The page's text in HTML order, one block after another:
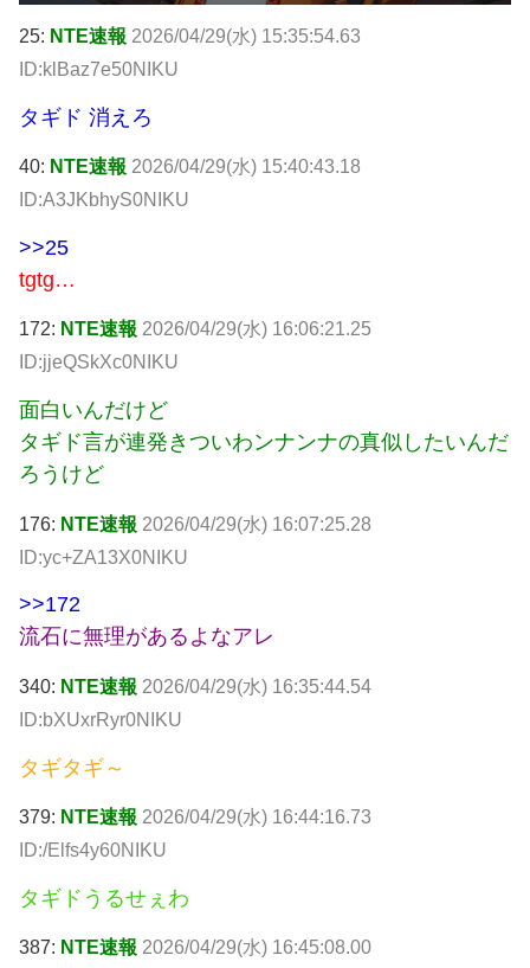
25: NTE速報 2026/04/29(水) 15:35:54.63
ID:klBaz7e50NIKU
タギド 消えろ
40: NTE速報 2026/04/29(水) 15:40:43.18
ID:A3JKbhyS0NIKU
>>25
tgtg…
172: NTE速報 2026/04/29(水) 16:06:21.25
ID:jjeQSkXc0NIKU
面白いんだけど
タギド言が連発きついわンナンナの真似したいんだ
ろうけど
176: NTE速報 2026/04/29(水) 16:07:25.28
ID:yc+ZA13X0NIKU
>>172
流石に無理があるよなアレ
340: NTE速報 2026/04/29(水) 16:35:44.54
ID:bXUxrRyr0NIKU
タギタギ～
379: NTE速報 2026/04/29(水) 16:44:16.73
ID:/Elfs4y60NIKU
タギドうるせぇわ
387: NTE速報 2026/04/29(水) 16:45:08.00